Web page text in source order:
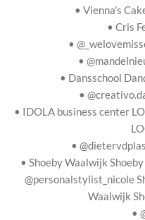
• Vienna’s
• Cris
•
•
• Dansschool
•
• IDOLA business center
•
• Shoeby Waalwijk
@personalstylist_nicole
Waalwijk
•